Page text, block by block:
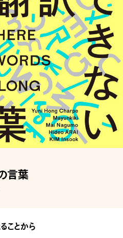
言葉
ことから